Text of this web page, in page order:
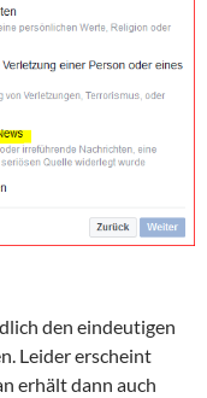
den eindeutigen
Leider erscheint
erhält dann auch